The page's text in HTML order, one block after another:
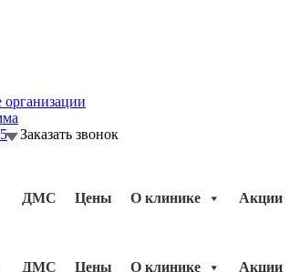
Заказать звонок
ДМС Цены О клинике Акции
ДМС Цены О клинике Акции